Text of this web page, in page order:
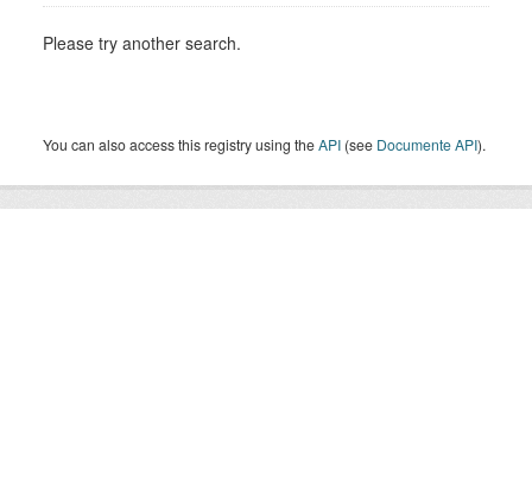
Please try another search.
You can also access this registry using theAPI (see Documente API).